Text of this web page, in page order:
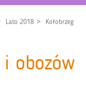
Lato 2018
Kołobrzeg
obozów